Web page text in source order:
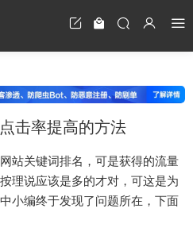
击率提高的方法
关键词排名，可是获得的流量
理说应该是多的才对，可这是为
小编终于发现了问题所在，下面